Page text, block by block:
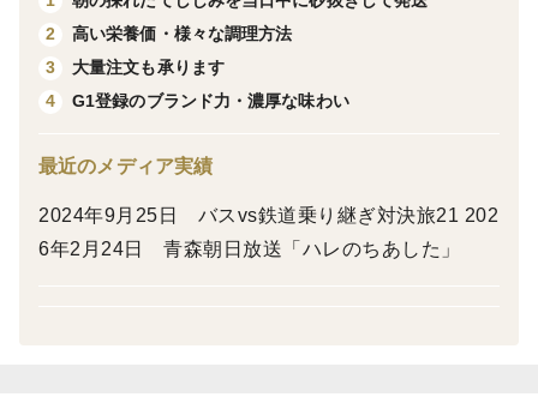
です。冷凍すると旨味や栄養が増します。冷凍したしじ
凍保存期間は最大約半年としておりますが、開封後はな
るべくお早めにお召し上がりください。
2
高い栄養価・様々な調理方法
3
大量注文も承ります
4
G1登録のブランド力・濃厚な味わい
最近のメディア実績
2024年9月25日 バスvs鉄道乗り継ぎ対決旅21 202
6年2月24日 青森朝日放送「ハレのちあした」